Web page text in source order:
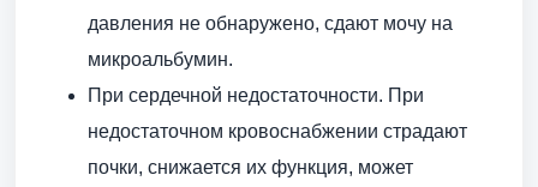
давления не обнаружено, сдают мочу на
микроальбумин.
При сердечной недостаточности. При
недостаточном кровоснабжении страдают
почки, снижается их функция, может